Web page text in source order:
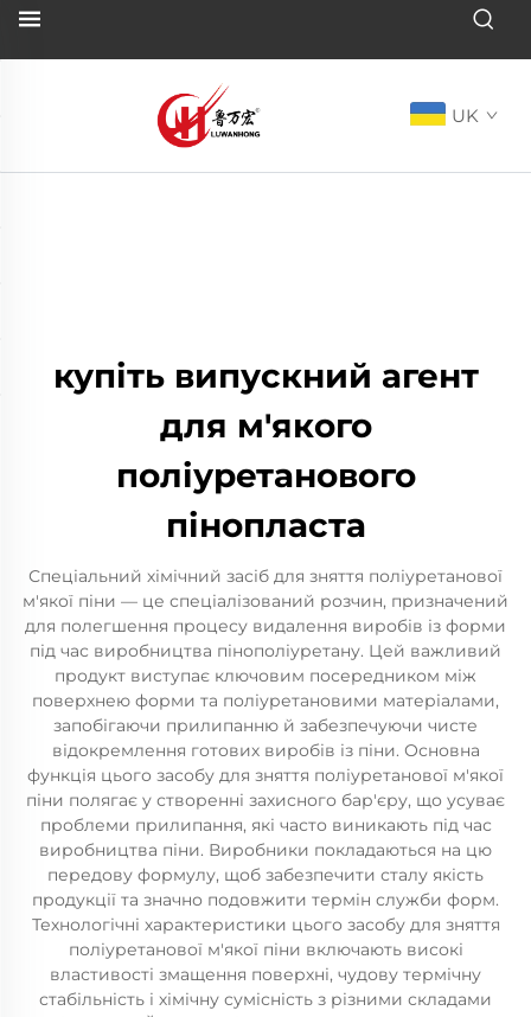
UK
купіть випускний агент
для м'якого
поліуретанового
пінопласта
Спеціальний хімічний засіб для зняття поліуретанової
м'якої піни — це спеціалізований розчин, призначений
для полегшення процесу видалення виробів із форми
під час виробництва пінополіуретану. Цей важливий
продукт виступає ключовим посередником між
поверхнею форми та поліуретановими матеріалами,
запобігаючи прилипанню й забезпечуючи чисте
відокремлення готових виробів із піни. Основна
функція цього засобу для зняття поліуретанової м'якої
піни полягає у створенні захисного бар'єру, що усуває
проблеми прилипання, які часто виникають під час
виробництва піни. Виробники покладаються на цю
передову формулу, щоб забезпечити сталу якість
продукції та значно подовжити термін служби форм.
Технологічні характеристики цього засобу для зняття
поліуретанової м'якої піни включають високі
властивості змащення поверхні, чудову термічну
стабільність і хімічну сумісність з різними складами